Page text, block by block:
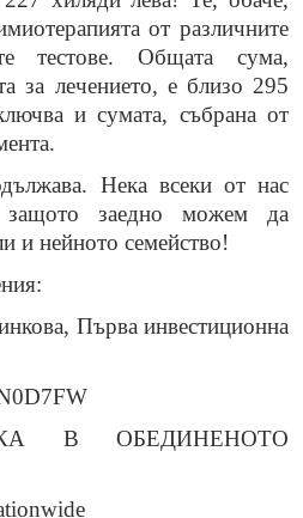
от различните
тестове. Общата сума,
за лечението, е близо 295
и сумата, събрана от
Нека всеки от нас
защото заедно можем да
и нейното семейство!
Първа инвестиционна
В ОБЕДИНЕНОТО